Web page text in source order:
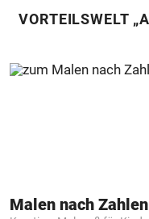
VORTEILSWELT